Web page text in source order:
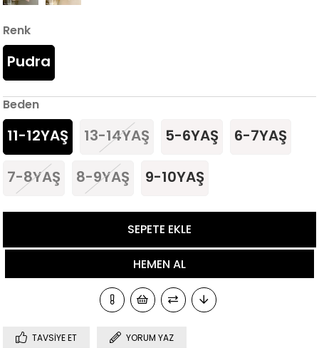
Renk
Pudra
Beden
11-12YAŞ 13-14YAŞ 5-6YAŞ 6-7YAŞ
7-8YAŞ 8-9YAŞ 9-10YAŞ
TAVSIYE ET YORUM YAZ